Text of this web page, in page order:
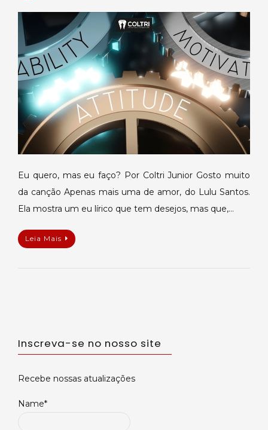
quero,
mas
Eu quero, mas eu faço? Por Coltri Junior Gosto muito
da canção Apenas mais uma de amor, do Lulu Santos.
Ela mostra um eu lírico que tem desejos, mas que,…
Leia Mais
Inscreva-se no nosso site
Recebe nossas atualizações
Name*